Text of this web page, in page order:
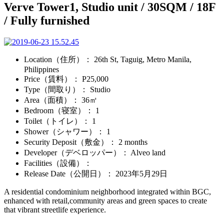
Verve Tower1, Studio unit / 30SQM / 18F
/ Fully furnished
Location（住所）
： 26th St, Taguig, Metro Manila,
Philippines
Price（賃料）
： P25,000
Type（間取り）
： Studio
Area（面積）
： 36㎡
Bedroom（寝室）
： 1
Toilet（トイレ）
： 1
Shower（シャワー）
： 1
Security Deposit（敷金）
： 2 months
Developer（デベロッパー）
： Alveo land
Facilities（設備）
：
Release Date（公開日）
： 2023年5月29日
A residential condominium neighborhood integrated within BGC,
enhanced with retail,community areas and green spaces to create
that vibrant streetlife experience.